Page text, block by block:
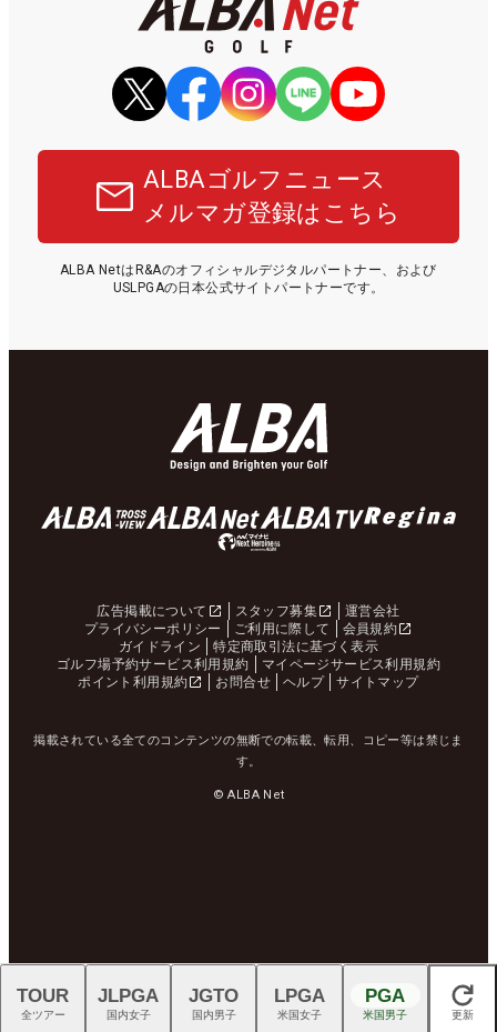
ALBAゴルフニュース
メルマガ登録はこちら
ALBA NetはR&Aのオフィシャルデジタルパートナー、および
USLPGAの日本公式サイトパートナーです。
広告掲載について スタッフ募集
運営会社
プライバシーポリシー
ご利用に際して
会員規約
ガイドライン
特定商取引法に基づく表示
ゴルフ場予約サービス利用規約
マイページサービス利用規約
ポイント利用規約
お問合せ ヘルプ サイトマップ
掲載されている全てのコンテンツの無断での転載、転用、コピー等は禁じま
す。
© ALBA Net
閉じる
TOUR
全ツアー
JLPGA
国内女子
JGTO
国内男子
LPGA
米国女子
PGA
米国男子 更新